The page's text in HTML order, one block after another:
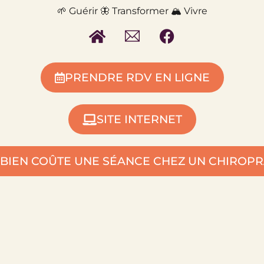
🌱 Guérir 🦋 Transformer 🏔️ Vivre
PRENDRE RDV EN LIGNE
SITE INTERNET
COÛTE UNE SÉANCE CHEZ UN